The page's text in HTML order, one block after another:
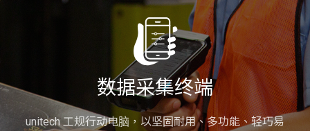
数据采集终端
unitech 工规行动电脑，以坚固耐用、多功能、轻巧易